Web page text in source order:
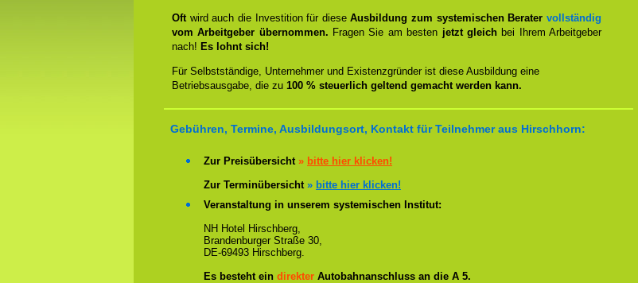
Oftwird auch die Investition für dieseAusbildung zum systemischen Beratervollständig
vom Arbeitgeber übernommen. Fragen Sie am besten jetzt gleichbei Ihrem Arbeitgeber
nach! Es lohnt sich!
Für Selbstständige, Unternehmer und Existenzgründer ist diese Ausbildung eine
Betriebsausgabe, die zu 100 % steuerlich geltend gemacht werden kann.
Gebühren, Termine, Ausbildungsort, Kontakt für Teilnehmer aus Hirschhorn:
Zur Preisübersicht » bitte hier klicken!
Zur Terminübersicht » bitte hier klicken!
Veranstaltung in unserem systemischen Institut:
NH Hotel Hirschberg,
Brandenburger Straße 30,
DE-69493 Hirschberg.
Es besteht ein direkter Autobahnanschluss an die A 5.